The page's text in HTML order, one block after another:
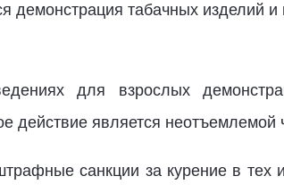
демонстрация табачных изделий
для взрослых
действие является
санкции за курение в